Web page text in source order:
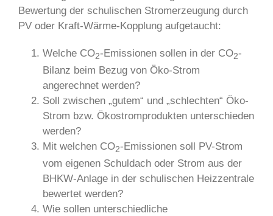
Bewertung der schulischen Stromerzeugung durch
PV oder Kraft-Wärme-Kopplung aufgetaucht:
Welche CO2-Emissionen sollen in der CO2-
Bilanz beim Bezug von Öko-Strom
angerechnet werden?
Soll zwischen „gutem“ und „schlechten“ Öko-
Strom bzw. Ökostromprodukten unterschieden
werden?
Mit welchen CO2-Emissionen soll PV-Strom
vom eigenen Schuldach oder Strom aus der
BHKW-Anlage in der schulischen Heizzentrale
bewertet werden?
Wie sollen unterschiedliche